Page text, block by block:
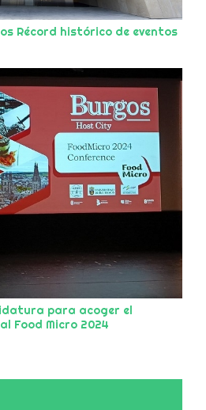
Récord histórico de eventos
para acoger el
Food Micro 2024